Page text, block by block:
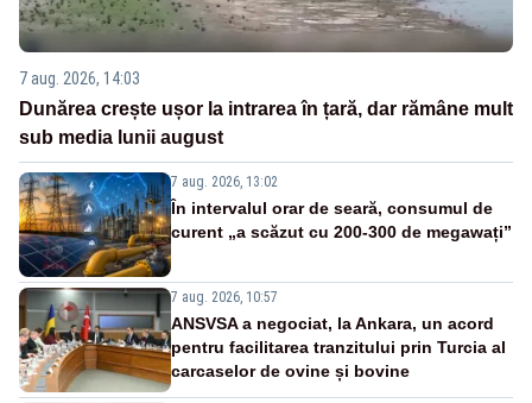
7 aug. 2026, 14:03
Dunărea crește ușor la intrarea în țară, dar rămâne mult
sub media lunii august
7 aug. 2026, 13:02
În intervalul orar de seară, consumul de
curent „a scăzut cu 200-300 de megawați”
7 aug. 2026, 10:57
ANSVSA a negociat, la Ankara, un acord
pentru facilitarea tranzitului prin Turcia al
carcaselor de ovine și bovine